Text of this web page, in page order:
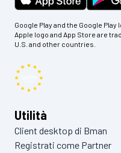
Google Play and the Google
Apple logo and App Store are
U.S. and other countries.
Utilità
Client desktop di Bman
Registrati come Partner